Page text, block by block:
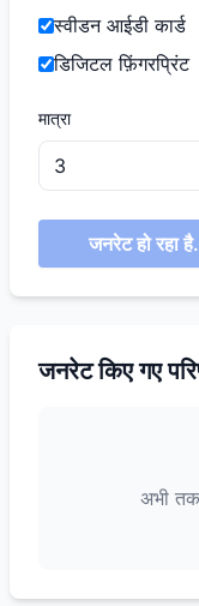
स्वीडन आईडी कार्ड
डिजिटल फ़िंगरप्रिंट
मात्रा
जनरेट हो रहा
जनरेट किए गए
अभी